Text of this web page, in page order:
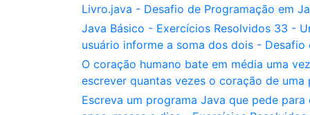
Livro.java - Desafio de Programação em
Java Básico - Exercícios Resolvidos 33 -
usuário informe a soma dos dois -
O coração humano bate em média uma
escrever quantas vezes o coração de
Escreva um programa Java que pede